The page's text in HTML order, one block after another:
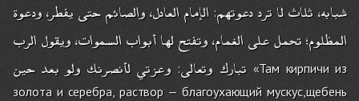
شبابه،ثلاثلاترددعوتهم:الإمامالعادل،والصائمحتىيفطر،ودعوة
المظلوم؛تحملعلىالغمام،وتفتحلهاأبوابالسموات،ويقولالرب
تبارك وتعالى:وعزتي لأنصرنك ولو بعد حين
«Там кирпичи из
золота и серебра, раствор — благоухающий мускус,щебень